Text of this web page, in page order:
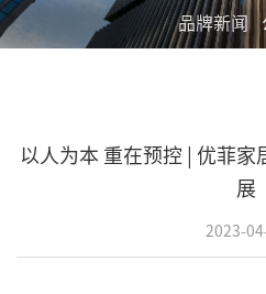
品牌新闻
以人为本 重在预控 | 优菲
展
2023-